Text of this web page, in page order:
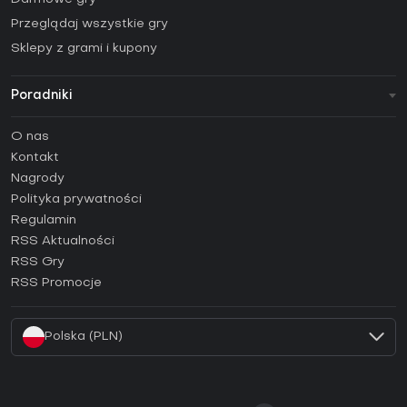
Przeglądaj wszystkie gry
Sklepy z grami i kupony
Poradniki
Poradniki
Jak aktywować klucz Steam (CD Key)?
Jak aktywować klucz Epic Games (CD Key)?
Jak aktywować klucz GOG (CD Key)?
Jak aktywować klucz Ubisoft Connect (CD Key)?
Jak aktywować klucz EA App (CD Key)?
O nas
Kontakt
Nagrody
Polityka prywatności
Regulamin
RSS Aktualności
RSS Gry
RSS Promocje
Polska (PLN)